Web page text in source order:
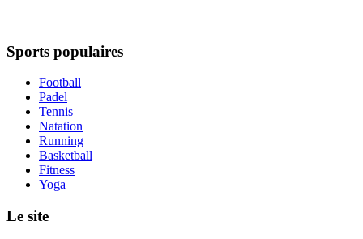
Sports populaires
Football
Padel
Tennis
Natation
Running
Basketball
Fitness
Yoga
Le site